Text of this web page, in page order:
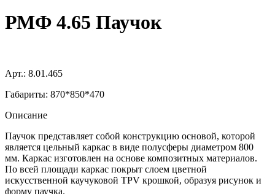
РМФ 4.65 Паучок
Арт.: 8.01.465
Габариты: 870*850*470
Описание
Паучок представляет собой конструкцию основой, которой
является цельный каркас в виде полусферы диаметром 800
мм. Каркас изготовлен на основе композитных материалов.
По всей площади каркас покрыт слоем цветной
искусственной каучуковой TPV крошкой, образуя рисунок и
форму паучка.